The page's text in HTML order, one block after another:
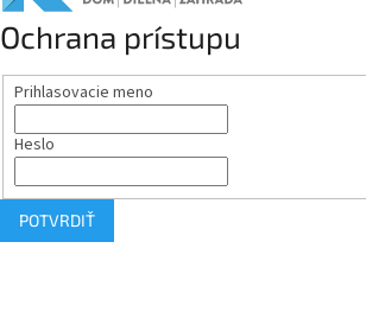
Ochrana prístupu
Prihlasovacie meno
Heslo
POTVRDIŤ